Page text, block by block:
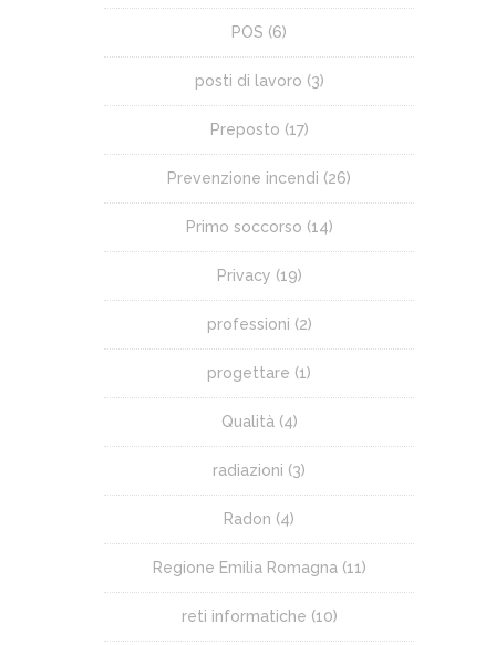
POS (6)
posti di lavoro (3)
Preposto (17)
Prevenzione incendi (26)
Primo soccorso (14)
Privacy (19)
professioni (2)
progettare (1)
Qualità(4)
radiazioni (3)
Radon (4)
Regione Emilia Romagna(11)
reti informatiche (10)